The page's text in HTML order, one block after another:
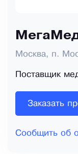
Москва, п.
Поставщик
Заказать
Сообщить об